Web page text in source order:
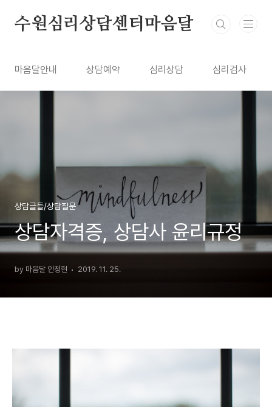
수원심리상담센터마음달
마음달안내 상담예약 심리상담 심리검사
상담글들/상담질문
상담자격증, 상담사 윤리규정
by 마음달 안정현 2019. 11. 25.